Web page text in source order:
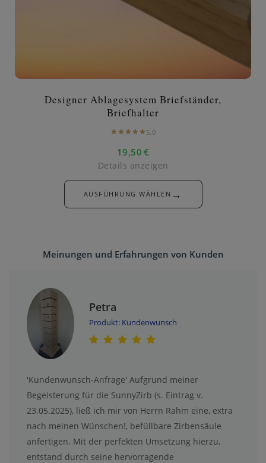
Designer Ablagesystem Briefständer,
Briefhalter
5.0
19,50 €
AUSFÜHRUNG WÄHLEN →
Details anzeigen
Meinungen und Erfahrungen von Kunden
Petra
Produkt: Kundenwunsch
'Kundenwunsch-Anfrage' Aufgrund meiner
Begeisterung für die SunnyZirb (s. Eintrag v.
23.05.2025), ließ ich mir von Herrn Rahm eine, extra
nach meinen Wünschen!, befüllbare Zirbensäule
anfertigen. Mit der perfekten Umsetzung hierzu,
entstand durch seine hervorragende